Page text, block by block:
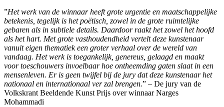
”Het werk van de winnaar heeft grote urgentie en maatschappelijke
betekenis, tegelijk is het poëtisch, zowel in de grote ruimtelijke
gebaren als in subtiele details. Daardoor raakt het zowel het hoofd
als het hart. Met grote vasthoudendheid vertelt deze kunstenaar
vanuit eigen thematiek een groter verhaal over de wereld van
vandaag. Het werk is toegankelijk, genereus, gelaagd en maakt
voor toeschouwers invoelbaar hoe ontheemding gaten slaat in een
mensenleven. Er is geen twijfel bij de jury dat deze kunstenaar het
nationaal en internationaal ver zal brengen.” – De jury van de
Volkskrant Beeldende Kunst Prijs over winnaar Narges
Mohammadi